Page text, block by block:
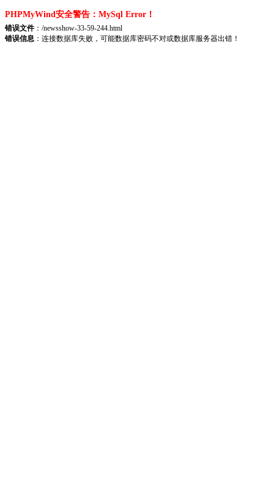
PHPMyWind安全警告：MySql Error！
错误文件：/newsshow-33-59-244.html
错误信息 ：连接数据库失败，可能数据库密码不对或数据库服务器出错！